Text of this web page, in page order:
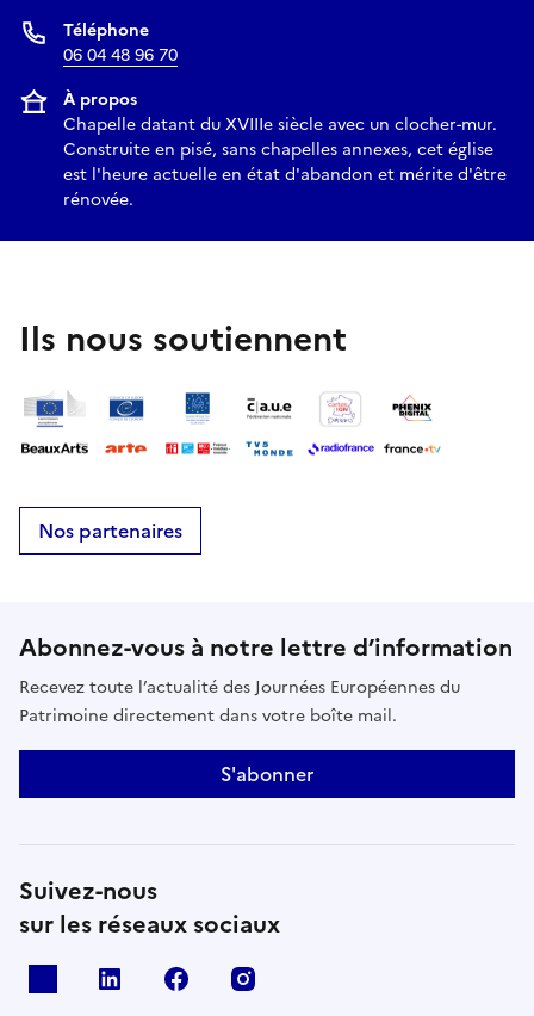
Téléphone
06 04 48 96 70
À propos
Chapelle datant du XVIIIe siècle avec un clocher-mur.
Construite en pisé, sans chapelles annexes, cet église
est l'heure actuelle en état d'abandon et mérite d'être
rénovée.
Ils nous soutiennent
Nos partenaires
Abonnez-vous à notre lettre d’information
Recevez toute l’actualité des Journées Européennes du
Patrimoine directement dans votre boîte mail.
S'abonner
Suivez-nous
sur les réseaux sociaux
Linkedin Facebook